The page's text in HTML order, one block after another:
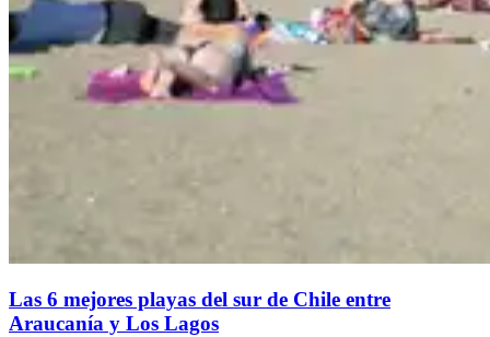
Las 6 mejores playas del sur de Chile entre
Araucanía y Los Lagos